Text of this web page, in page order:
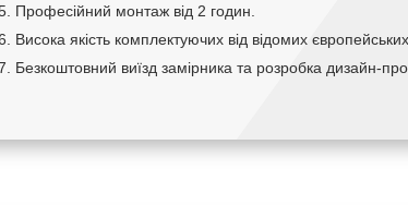
Професійний монтаж від 2 годин.
Висока якість комплектуючих від відомих
Безкоштовний виїзд замірника та розробка дизайн-